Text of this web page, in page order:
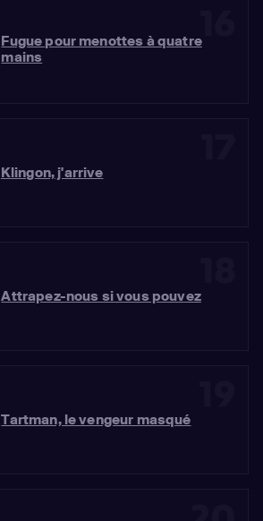
Fugue pour menottes à quatre
mains
Klingon, j'arrive
Attrapez-nous si vous pouvez
Tartman, le vengeur masqué